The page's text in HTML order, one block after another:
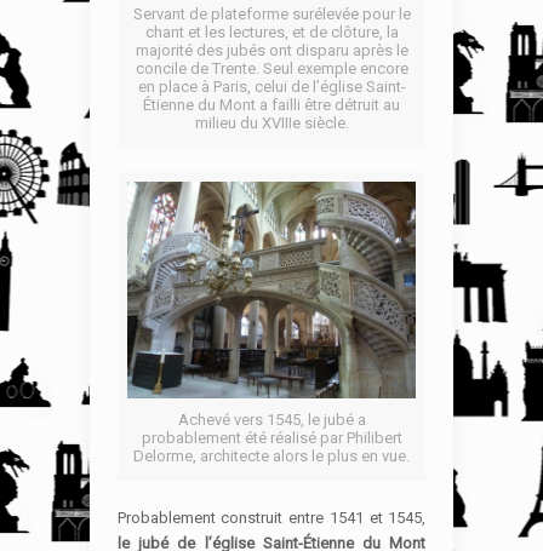
Servant de plateforme surélevée pour le
chant et les lectures, et de clôture, la
majorité des jubés ont disparu après le
concile de Trente. Seul exemple encore
en place à Paris, celui de l’église Saint-
Étienne du Mont a failli être détruit au
milieu du XVIIIe siècle.
Achevé vers 1545, le jubé a
probablement été réalisé par Philibert
Delorme, architecte alors le plus en vue.
Probablement construit entre 1541 et 1545,
le jubé de l’église Saint-Étienne du Mont